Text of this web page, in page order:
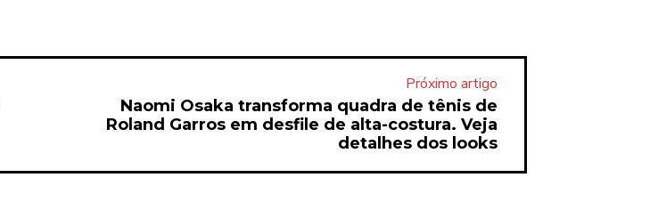
Próximo artigo
Naomi Osaka transforma quadra de tênis de
Roland Garros em desfile de alta-costura. Veja
detalhes dos looks